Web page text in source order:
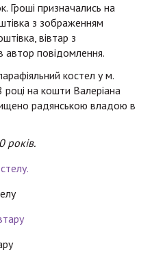
Гроші призначались на
з зображенням
вівтар з
автор повідомлення.
костел у м.
на кошти Валеріана
радянською владою в
років.